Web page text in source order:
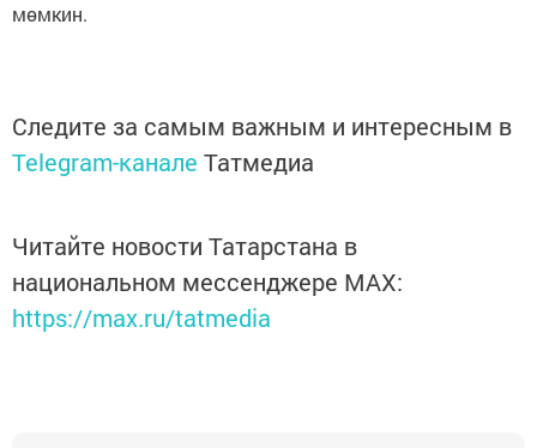
мөмкин.
Следите за самым важным и интересным в
Telegram-канале Татмедиа
Читайте новости Татарстана в
национальном мессенджере MАХ:
https://max.ru/tatmedia